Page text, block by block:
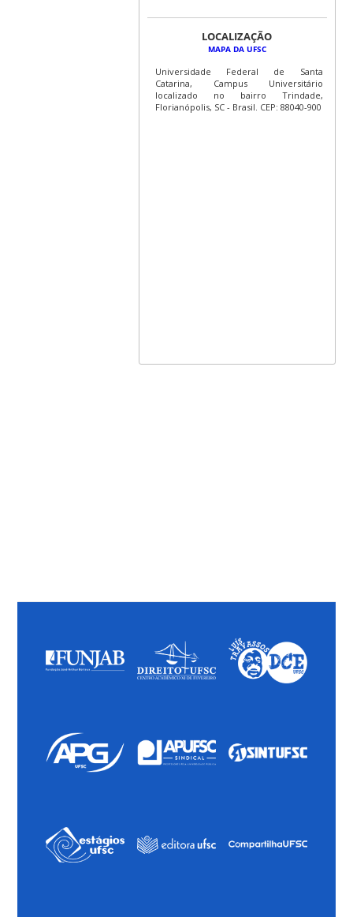
LOCALIZAÇÃO
MAPA DA UFSC
Universidade Federal de Santa
Catarina, Campus Universitário
localizado no bairro Trindade,
Florianópolis, SC - Brasil. CEP: 88040-900